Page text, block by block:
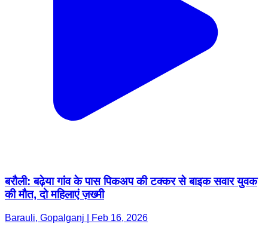
बरौली: बढ़ेया गांव के पास पिकअप की टक्कर से बाइक सवार युवक
की मौत, दो महिलाएं ज़ख्मी
Barauli, Gopalganj | Feb 16, 2026